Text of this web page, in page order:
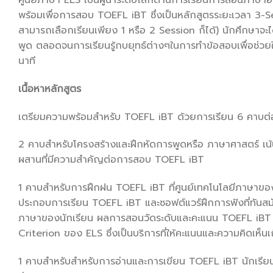
พร้อมเพื่อการสอบ TOEFL iBT ซึ่งเป็นหลักสูตรระยะเวลา
สามารถเลือกเรียนเพียง 1 หรือ 2 Session ก็ได้) นักศึกษาจ
พูด ตลอดจนการเรียนรู้กบยุทธ์ต่างๆในการทำข้อสอบเพื่อช่ว
นาที
เนื้อหาหลักสูตร
เตรียมความพร้อมสำหรับ TOEFL iBT ด้วยการเรียน 6 คาบ
2 คาบสำหรับโครงสร้างและฝึกหัดการพูดหรือ ภาษาศาสตร์
ผสานที่มีความสำคัญต่อการสอบ TOEFL iBT
1 คาบสำหรับการฝึกฝน TOEFL iBT ที่ศูนย์เทคโนโลยีภาษาข
ประกอบการเรียน TOEFL iBT และซอฟต์แวร์ฝึกการฟังที่ทัน
ภาษาของนักเรียน ผลการสอนวัดระดับและคะแนน TOEFL
Criterion ของ ELS ซึ่งเป็นบริการที่ให้คะแนนและความคิดเห็
1 คาบสำหรับสำหรับการอ่านและการเขียน TOEFL iBT นักเ